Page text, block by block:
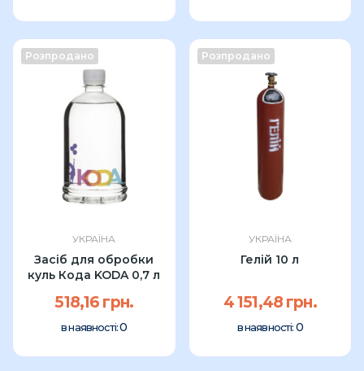
Розпродано
УКРАЇНА
Засіб для обробки
куль Кода KODA 0,7 л
518,16 грн.
в наявності:0
Розпродано
УКРАЇНА
Гелій 10 л
4 151,48 грн.
в наявності: 0